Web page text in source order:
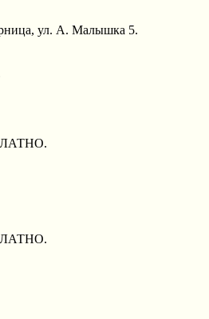
ул. А. Малышка 5.